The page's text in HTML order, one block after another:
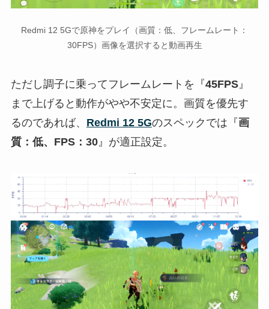
Redmi 12 5Gで原神をプレイ（画質：低、フレームレート：
30FPS）画像を選択すると動画再生
ただし調子に乗ってフレームレートを『45FPS』
まで上げると動作がやや不安定に。画質を優先す
るのであれば、 Redmi 12 5Gのスペックでは『画
質：低、FPS：30』が適正設定。